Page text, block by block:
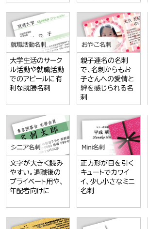
大学生活のサーク
ル活動や就職活動
でのアピールに有
利な就勝名刺
親子連名の名刺
で、名刺からもお
子さんへの愛情と
絆を感じられる名
刺
文字が大きく読み
やすい。退職後の
プライベート用や、
年配者向けに
正方形が目を引く
キュートでカワイ
イ、少し小さなミニ
名刺